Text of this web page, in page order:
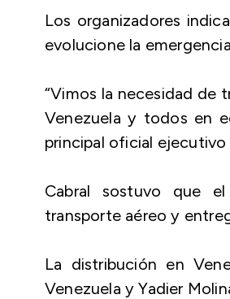
Los organizadores
evolucione la
“Vimos la necesidad de
Venezuela y todos en
principal oficial ejecutivo
Cabral sostuvo que
transporte aéreo y
La distribución en
Venezuela y Yadier